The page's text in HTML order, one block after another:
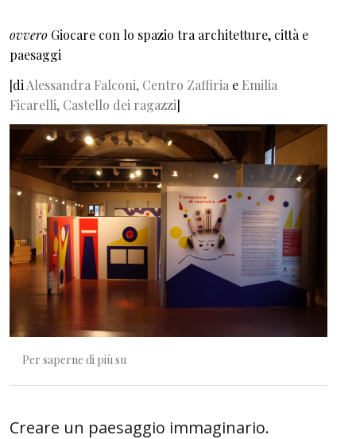
ovvero Giocare con lo spazio tra architetture, città e
paesaggi
[di Alessandra Falconi, Centro Zaffiria e Emilia
Ficarelli, Castello dei ragazzi]
Per saperne di più su
Creare un paesaggio immaginario.